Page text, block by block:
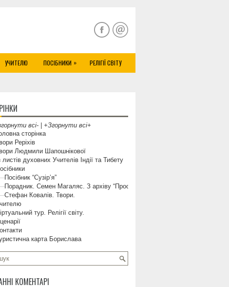
УЧИТЕЛЮ ПОСІБНИКИ » РЕЛІГІЇ СВІТУ
всі-
+Згорнути всі+
сторінка
Реріхів
Людмили Шапошнікової
листів духовних Учителів Індії та Тибету
Посібник “Сузір’я”
Порадник. Семен Магаляс. З архіву “Просвіти”.
Стефан Ковалів. Твори.
тур. Релігії світу.
карта Борислава
КОМЕНТАРІ